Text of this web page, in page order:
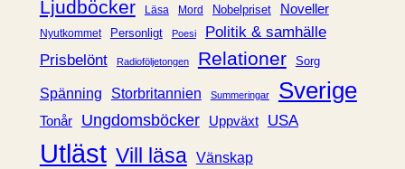
Ljudböcker
Läsa Mord Nobelpriset Noveller
Nyutkommet Personligt Poesi
Politik & samhälle
Prisbelönt
Radioföljetongen Relationer Sorg
Spänning Storbritannien Summeringar Sverige
Tonår Ungdomsböcker Uppväxt USA
Utläst Vill läsa Vänskap